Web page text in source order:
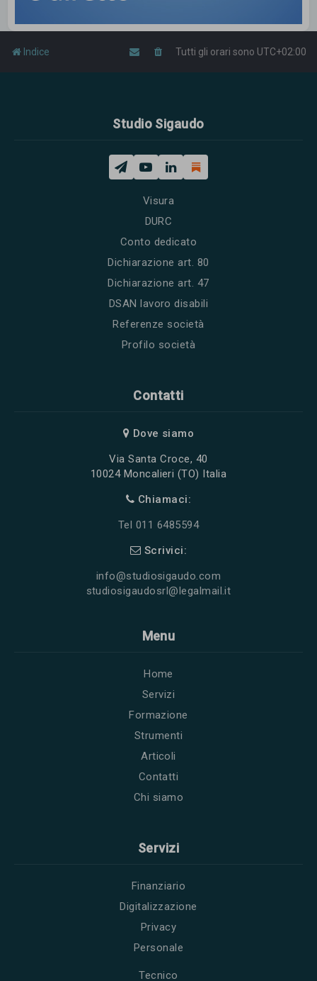
Indice Tutti gli orari sono UTC+02:00
Studio Sigaudo
Visura
DURC
Conto dedicato
Dichiarazione art. 80
Dichiarazione art. 47
DSAN lavoro disabili
Referenze società
Profilo società
Contatti
Dove siamo
Via Santa Croce, 40
10024 Moncalieri (TO) Italia
Chiamaci:
Tel 011 6485594
Scrivici:
info@studiosigaudo.com
studiosigaudosrl@legalmail.it
Menu
Home
Servizi
Formazione
Strumenti
Articoli
Contatti
Chi siamo
Servizi
Finanziario
Digitalizzazione
Privacy
Personale
Tecnico